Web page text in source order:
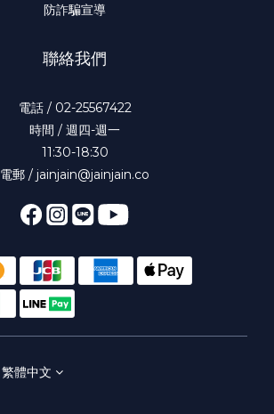
防詐騙宣導
聯絡我們
電話 / 02-25567422
時間 / 週四-週一
11:30-18:30
電郵 / jainjain@jainjain.co
繁體中文